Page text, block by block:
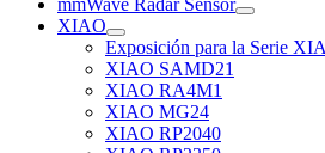
mmWave Radar Sensor
XIAO
Exposición para la Serie
XIAO SAMD21
XIAO RA4M1
XIAO MG24
XIAO RP2040